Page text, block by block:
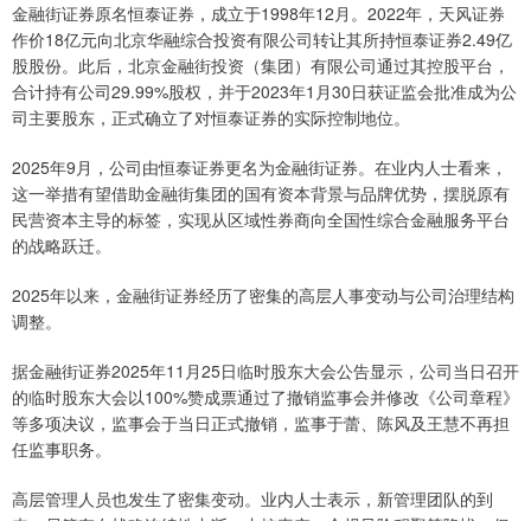
金融街证券原名恒泰证券，成立于1998年12月。2022年，天风证券
作价18亿元向北京华融综合投资有限公司转让其所持恒泰证券2.49亿
股股份。此后，北京金融街投资（集团）有限公司通过其控股平台，
合计持有公司29.99%股权，并于2023年1月30日获证监会批准成为公
司主要股东，正式确立了对恒泰证券的实际控制地位。
2025年9月，公司由恒泰证券更名为金融街证券。在业内人士看来，
这一举措有望借助金融街集团的国有资本背景与品牌优势，摆脱原有
民营资本主导的标签，实现从区域性券商向全国性综合金融服务平台
的战略跃迁。
2025年以来，金融街证券经历了密集的高层人事变动与公司治理结构
调整。
据金融街证券2025年11月25日临时股东大会公告显示，公司当日召开
的临时股东大会以100%赞成票通过了撤销监事会并修改《公司章程》
等多项决议，监事会于当日正式撤销，监事于蕾、陈风及王慧不再担
任监事职务。
高层管理人员也发生了密集变动。业内人士表示，新管理团队的到